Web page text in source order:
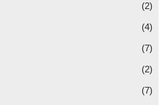
(2)
(4)
(7)
(2)
(7)